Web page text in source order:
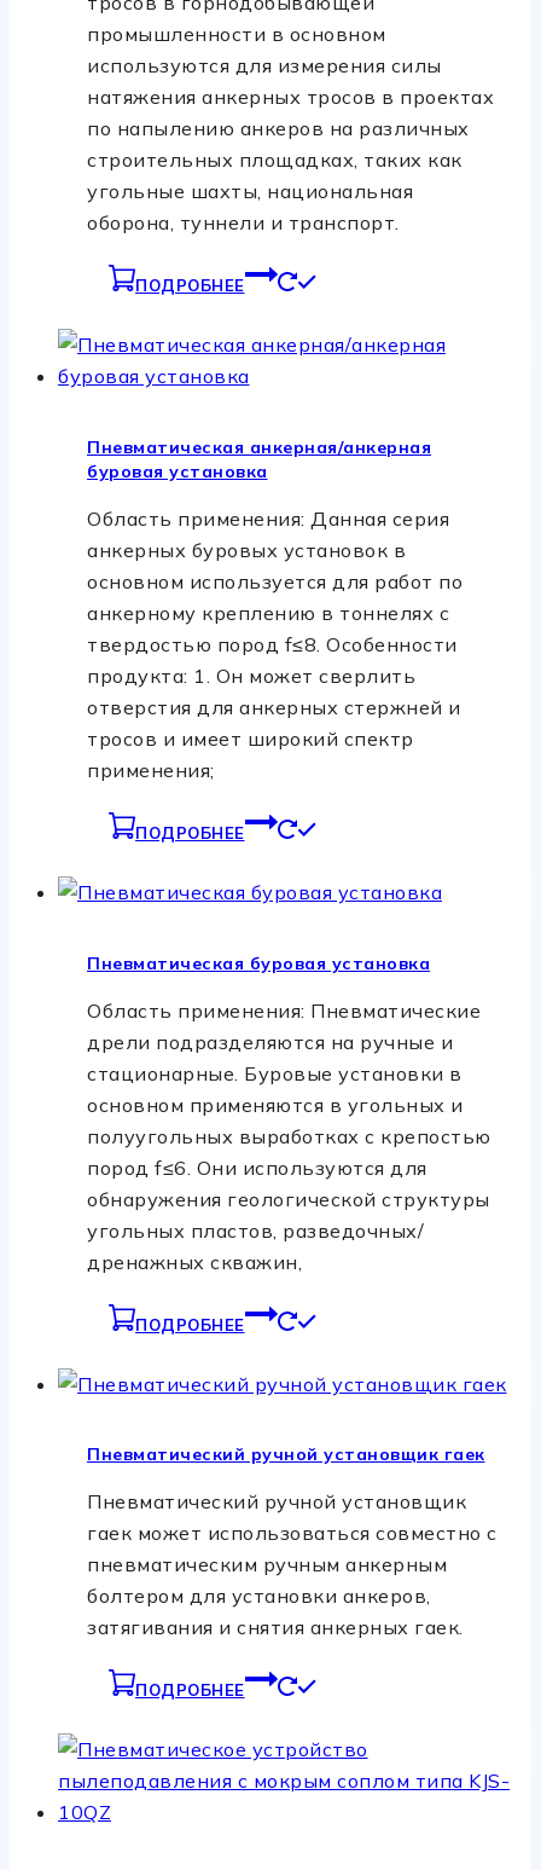
промышленности в основном
используются для измерения силы
натяжения анкерных тросов в проектах
по напылению анкеров на различных
строительных площадках, таких как
угольные шахты, национальная
оборона, туннели и транспорт.
ПОДРОБНЕЕ
Пневматическая анкерная/анкерная
буровая установка
Область применения: Данная серия
анкерных буровых установок в
основном используется для работ по
анкерному креплению в тоннелях с
твердостью пород f≤8. Особенности
продукта: 1. Он может сверлить
отверстия для анкерных стержней и
тросов и имеет широкий спектр
применения;
ПОДРОБНЕЕ
Пневматическая буровая установка
Область применения: Пневматические
дрели подразделяются на ручные и
стационарные. Буровые установки в
основном применяются в угольных и
полуугольных выработках с крепостью
пород f≤6. Они используются для
обнаружения геологической структуры
угольных пластов, разведочных/
дренажных скважин,
ПОДРОБНЕЕ
Пневматический ручной установщик гаек
Пневматический ручной установщик
гаек может использоваться совместно с
пневматическим ручным анкерным
болтером для установки анкеров,
затягивания и снятия анкерных гаек.
ПОДРОБНЕЕ